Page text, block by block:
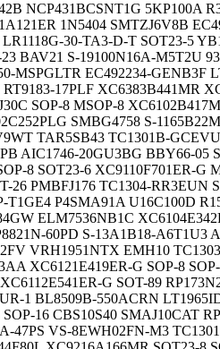
NCP431BCSNT1G 5KP100A
1N5404 SMTZJ6V8B
30-TA3-D-T SOT23-5
BAV21 S-19100N16A-M5T2U
MSPGLTR EC492234-GENB3F
17PLF XC6383B441MR
SOP-8 MSOP-8
SMBG4758 S-
TAR5SB43 TC1301B-
AIC1746-20GU3BG BBY66-05
8 SOT23-6 XC9110F701ER-G
26 PMBFJ176 TC1304-RR3EUN
P4SMA91A U16C100D
ELM7536NB1C
60PD S-13A1B18-A6T1U3
VRH1951NTX EMH10
XC6121E419ER-G SOP-8
G SOT-89
1 BL8509B-550ACRN
16 CBS10S40 SMAJ10CAT
47PS VS-8EWH02FN-M3